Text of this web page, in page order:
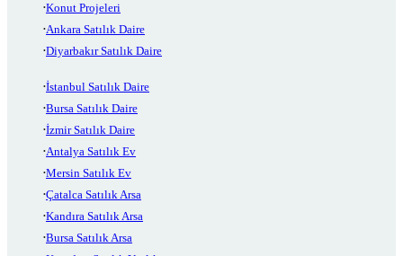
Konut Projeleri
Ankara Satılık Daire
Diyarbakır Satılık Daire
İstanbul Satılık Daire
Bursa Satılık Daire
İzmir Satılık Daire
Antalya Satılık Ev
Mersin Satılık Ev
Çatalca Satılık Arsa
Kandıra Satılık Arsa
Bursa Satılık Arsa